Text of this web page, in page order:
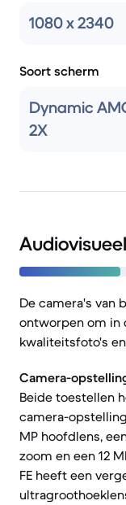
1080 x 2340
Soort scherm
Dynamic
2X
Audiovisueel
De camera's van
ontworpen om in
kwaliteitsfoto's
Camera-
Beide toestellen
camera-
MP hoofdlens,
zoom en een 12
FE heeft een